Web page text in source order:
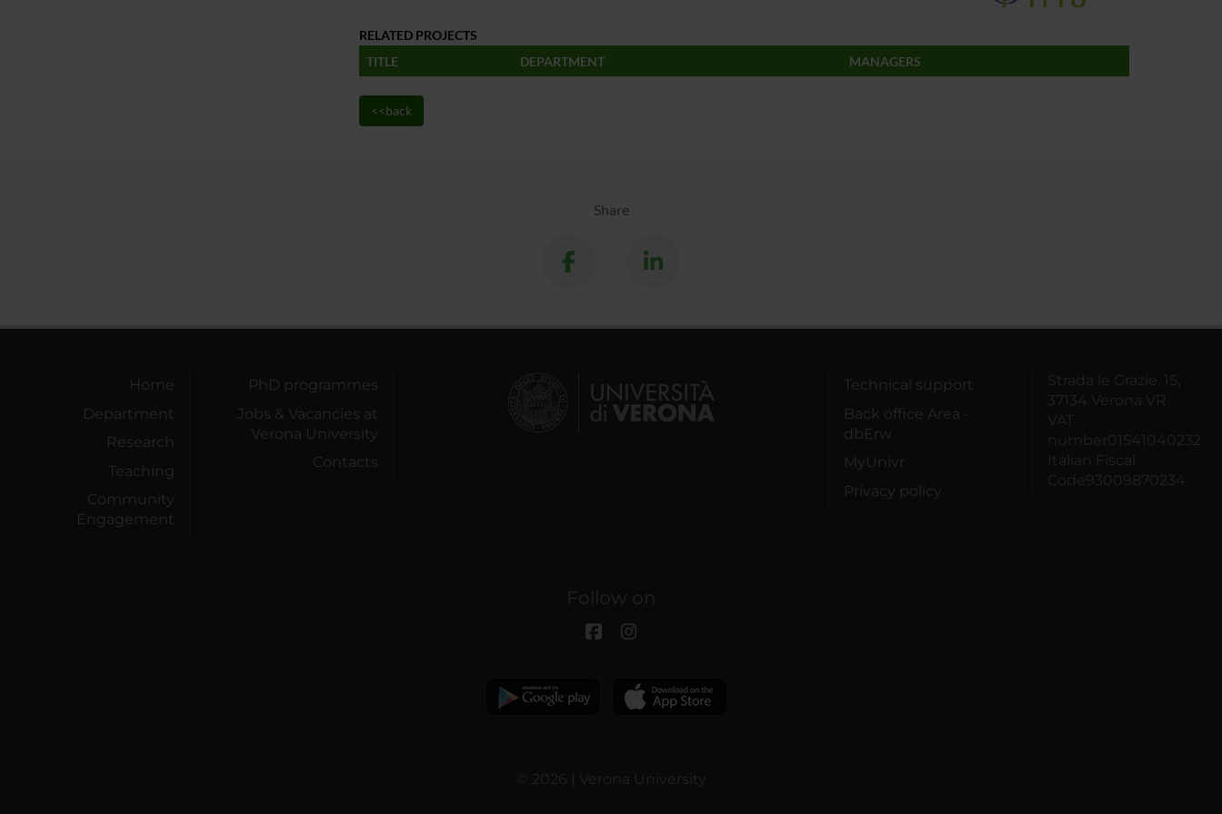
RELATED PROJECTS
TITLE
DEPARTMENT MANAGERS
<<back
Share
Home
Department
Research
Teaching
Community
Engagement
PhD programmes
Jobs & Vacancies at
Verona University
Contacts
Technical support
Back office Area -
dbErw
MyUnivr
Privacy policy
Strada le Grazie, 15,
37134 Verona VR
VAT
number01541040232
Italian Fiscal
Code93009870234
Follow on
© 2026 | Verona University